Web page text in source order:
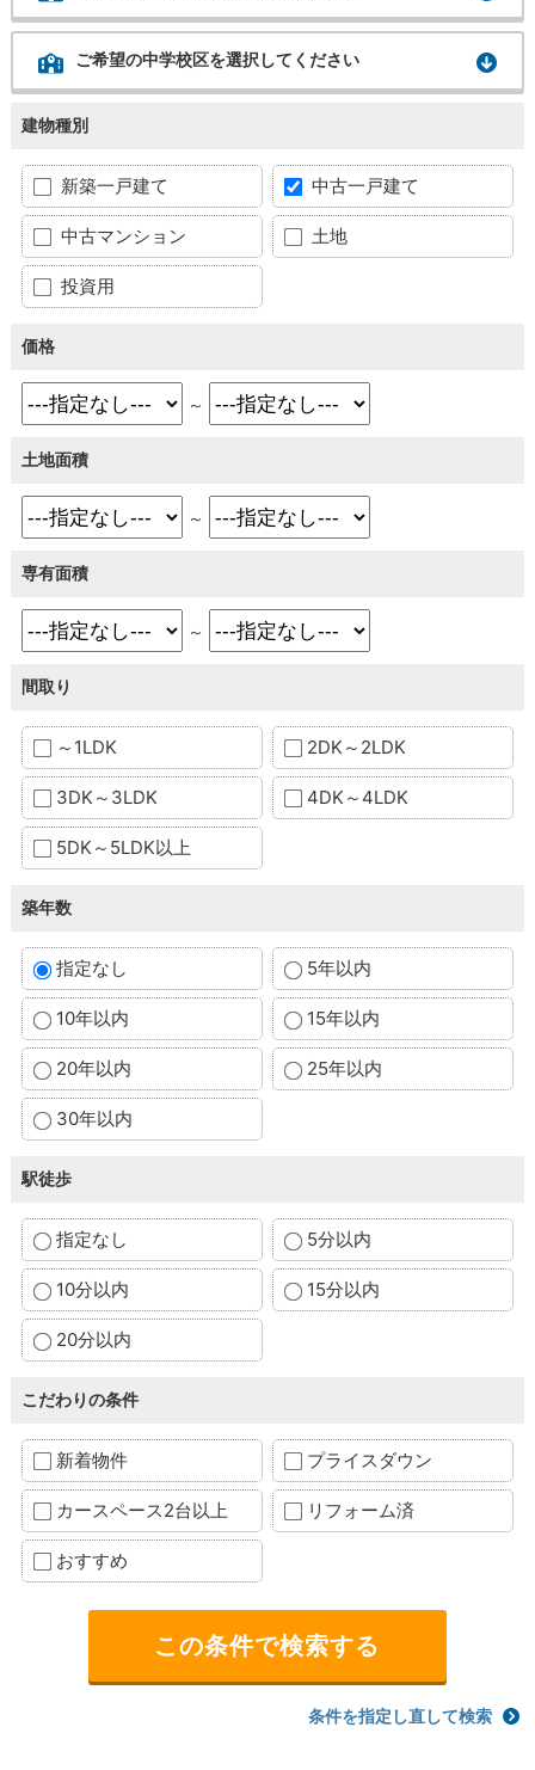
ご希望の中学校区を選択してください
建物種別
新築一戸建て 中古一戸建て
中古マンション 土地
投資用
価格
～
土地面積
～
専有面積
～
間取り
～1LDK 2DK～2LDK
3DK～3LDK 4DK～4LDK
5DK～5LDK以上
築年数
指定なし 5年以内
10年以内 15年以内
20年以内 25年以内
30年以内
駅徒歩
指定なし 5分以内
10分以内 15分以内
20分以内
こだわりの条件
新着物件 プライスダウン
カースペース2台以上 リフォーム済
おすすめ
条件を指定し直して検索